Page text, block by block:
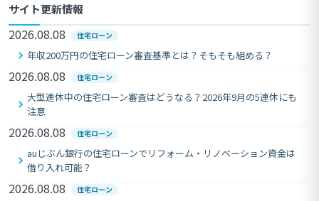
サイト更新情報
2026.08.08 住宅ローン
年収200万円の住宅ローン審査基準とは？そもそも組める？
2026.08.08 住宅ローン
大型連休中の住宅ローン審査はどうなる？2026年9月の5連休にも
注意
2026.08.08 住宅ローン
auじぶん銀行の住宅ローンでリフォーム・リノベーション資金は
借り入れ可能？
2026.08.08 住宅ローン